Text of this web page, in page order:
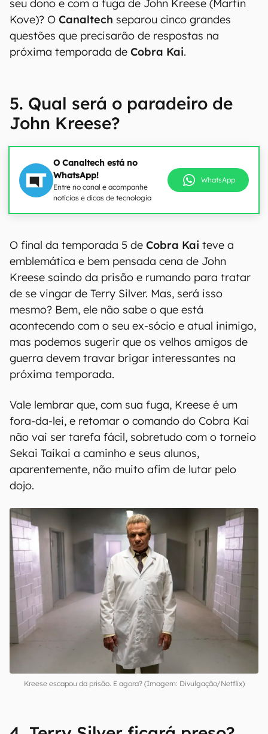
seu dono e com a fuga de John Kreese (Martin
Kove)? O Canaltech separou cinco grandes
questões que precisarão de respostas na
próxima temporada de Cobra Kai.
5. Qual será o paradeiro de
John Kreese?
O Canaltech está no
WhatsApp!
Entre no canal e acompanhe
notícias e dicas de tecnologia
WhatsApp
O final da temporada 5 de Cobra Kai teve a
emblemática e bem pensada cena de John
Kreese saindo da prisão e rumando para tratar
de se vingar de Terry Silver. Mas, será isso
mesmo? Bem, ele não sabe o que está
acontecendo com o seu ex-sócio e atual inimigo,
mas podemos sugerir que os velhos amigos de
guerra devem travar brigar interessantes na
próxima temporada.
Vale lembrar que, com sua fuga, Kreese é um
fora-da-lei, e retomar o comando do Cobra Kai
não vai ser tarefa fácil, sobretudo com o torneio
Sekai Taikai a caminho e seus alunos,
aparentemente, não muito afim de lutar pelo
dojo.
Kreese escapou da prisão. E agora? (Imagem: Divulgação/Netflix)